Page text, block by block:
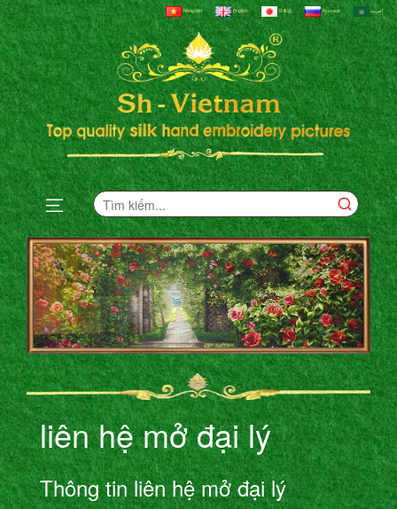
Tiếng Việt English 日本語 Русский العربية
liên hệ mở đại lý
Thông tin liên hệ mở đại lý